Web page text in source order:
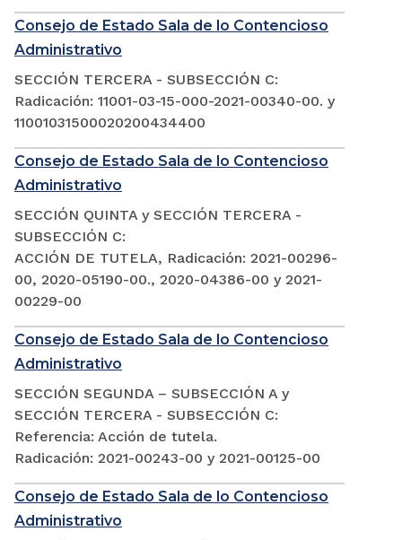
Consejo de Estado Sala de lo Contencioso
Administrativo
SECCIÓN TERCERA - SUBSECCIÓN C:
Radicación: 11001-03-15-000-2021-00340-00. y
11001031500020200434400
Consejo de Estado Sala de lo Contencioso
Administrativo
SECCIÓN QUINTA y SECCIÓN TERCERA -
SUBSECCIÓN C:
ACCIÓN DE TUTELA, Radicación: 2021-00296-
00, 2020-05190-00., 2020-04386-00 y 2021-
00229-00
Consejo de Estado Sala de lo Contencioso
Administrativo
SECCIÓN SEGUNDA – SUBSECCIÓN A y
SECCIÓN TERCERA - SUBSECCIÓN C:
Referencia: Acción de tutela.
Radicación: 2021-00243-00 y 2021-00125-00
Consejo de Estado Sala de lo Contencioso
Administrativo